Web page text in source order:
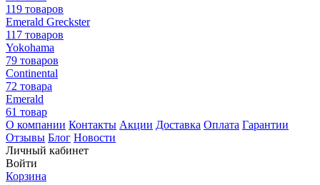
119 товаров
Emerald Greckster
117 товаров
Yokohama
79 товаров
Continental
72 товара
Emerald
61 товар
О компании Контакты Акции Доставка Оплата Гарантии
Отзывы Блог Новости
Личный кабинет
Войти
Корзина